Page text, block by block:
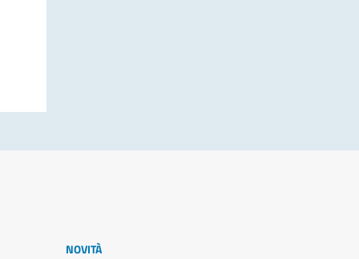
NOVITÀ